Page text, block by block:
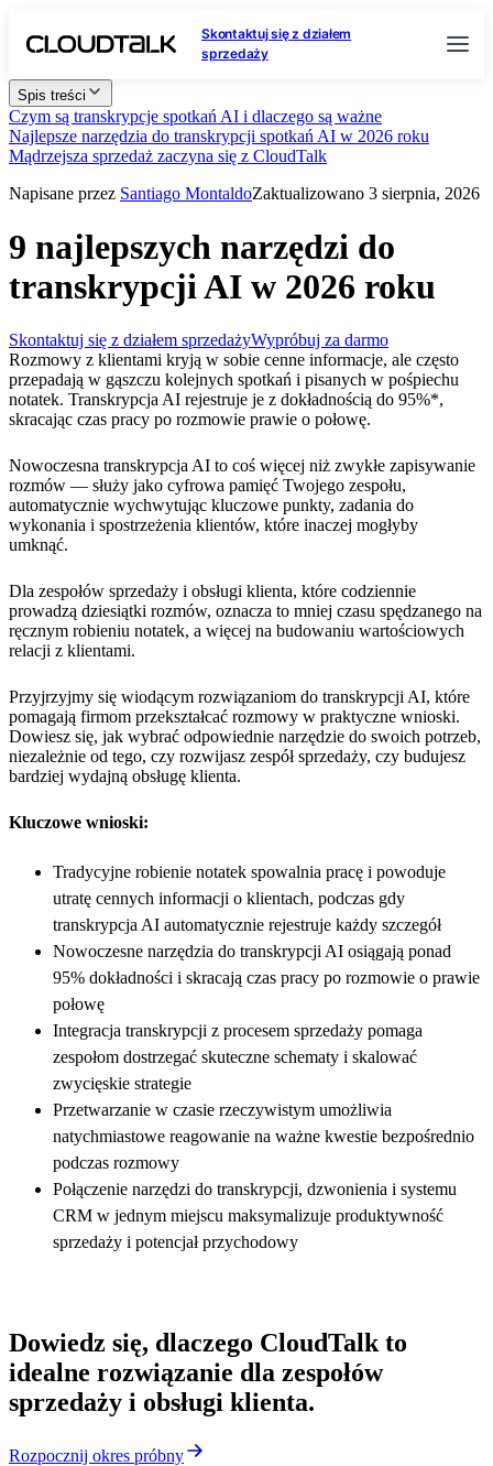
Skontaktuj się z działem
sprzedaży
Spis treści
Czym są transkrypcje spotkań AI i dlaczego są ważne
Najlepsze narzędzia do transkrypcji spotkań AI w 2026 roku
Mądrzejsza sprzedaż zaczyna się z CloudTalk
Napisane przez Santiago MontaldoZaktualizowano 3 sierpnia, 2026
9 najlepszych narzędzi do
transkrypcji AI w 2026 roku
Skontaktuj się z działem sprzedażyWypróbuj za darmo
Rozmowy z klientami kryją w sobie cenne informacje, ale często
przepadają w gąszczu kolejnych spotkań i pisanych w pośpiechu
notatek. Transkrypcja AI rejestruje je z dokładnością do 95%*,
skracając czas pracy po rozmowie prawie o połowę.
Nowoczesna transkrypcja AI to coś więcej niż zwykłe zapisywanie
rozmów — służy jako cyfrowa pamięć Twojego zespołu,
automatycznie wychwytując kluczowe punkty, zadania do
wykonania i spostrzeżenia klientów, które inaczej mogłyby
umknąć.
Dla zespołów sprzedaży i obsługi klienta, które codziennie
prowadzą dziesiątki rozmów, oznacza to mniej czasu spędzanego na
ręcznym robieniu notatek, a więcej na budowaniu wartościowych
relacji z klientami.
Przyjrzyjmy się wiodącym rozwiązaniom do transkrypcji AI, które
pomagają firmom przekształcać rozmowy w praktyczne wnioski.
Dowiesz się, jak wybrać odpowiednie narzędzie do swoich potrzeb,
niezależnie od tego, czy rozwijasz zespół sprzedaży, czy budujesz
bardziej wydajną obsługę klienta.
Kluczowe wnioski:
Tradycyjne robienie notatek spowalnia pracę i powoduje
utratę cennych informacji o klientach, podczas gdy
transkrypcja AI automatycznie rejestruje każdy szczegół
Nowoczesne narzędzia do transkrypcji AI osiągają ponad
95% dokładności i skracają czas pracy po rozmowie o prawie
połowę
Integracja transkrypcji z procesem sprzedaży pomaga
zespołom dostrzegać skuteczne schematy i skalować
zwycięskie strategie
Przetwarzanie w czasie rzeczywistym umożliwia
natychmiastowe reagowanie na ważne kwestie bezpośrednio
podczas rozmowy
Połączenie narzędzi do transkrypcji, dzwonienia i systemu
CRM w jednym miejscu maksymalizuje produktywność
sprzedaży i potencjał przychodowy
Dowiedz się, dlaczego CloudTalk to
idealne rozwiązanie dla zespołów
sprzedaży i obsługi klienta.
Rozpocznij okres próbny